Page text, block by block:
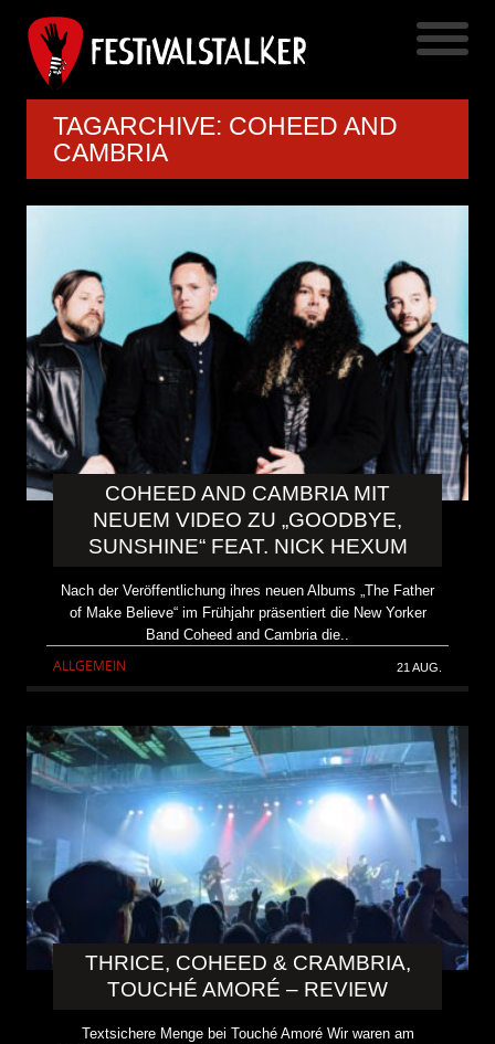
TAGARCHIVE: COHEED AND
CAMBRIA
COHEED AND CAMBRIA MIT
NEUEM VIDEO ZU „GOODBYE,
SUNSHINE“ FEAT. NICK HEXUM
Nach der Veröffentlichung ihres neuen Albums „The Father
of Make Believe“ im Frühjahr präsentiert die New Yorker
Band Coheed and Cambria die..
ALLGEMEIN 21 AUG.
THRICE, COHEED & CRAMBRIA,
TOUCHÉ AMORÉ – REVIEW
Textsichere Menge bei Touché Amoré Wir waren am